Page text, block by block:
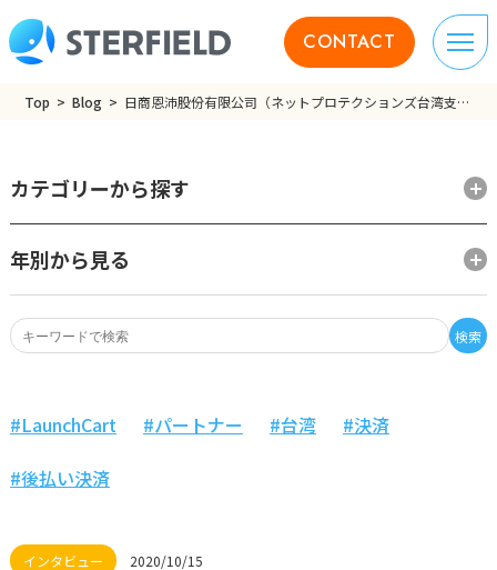
CONTACT
Top Blog 日商恩沛股份有限公司（ネットプロテクションズ台湾支店）様
検索
カテゴリーから探す
年別から見る
2020/10/15
LaunchCart パートナー 台湾
決済
後払い決済